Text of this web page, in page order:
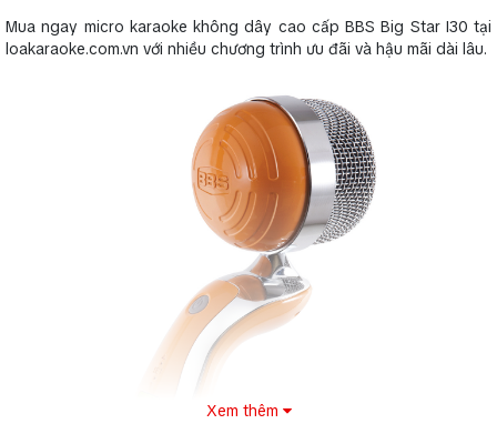
Mua ngay micro karaoke không dây cao cấp BBS Big Star I30 tại
loakaraoke.com.vn với nhiều chương trình ưu đãi và hậu mãi dài lâu.
Xem thêm